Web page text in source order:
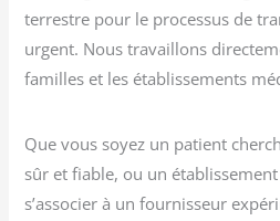
terrestre pour le processus de
urgent. Nous travaillons
familles et les établissements
Que vous soyez un patient
sûr et fiable, ou un
s’associer à un fournisseur